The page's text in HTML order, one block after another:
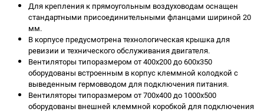
Для крепления к прямоугольным воздуховодам оснащен
стандартными присоединительными фланцами шириной 20
мм.
В корпусе предусмотрена технологическая крышка для
ревизии и технического обслуживания двигателя.
Вентиляторы типоразмером от 400х200 до 600х350
оборудованы встроенным в корпус клеммной колодкой с
выведенным гермовводом для подключения питания.
Вентиляторы типоразмером от 700х400 до 1000х500
оборудованы внешней клеммной коробкой для подключения